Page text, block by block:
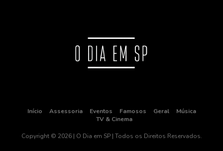
Início Assessoria Eventos Famosos Geral
Música
TV & Cinema
Copyright © 2026 | O Dia em SP | Todos os Direitos Reservados.